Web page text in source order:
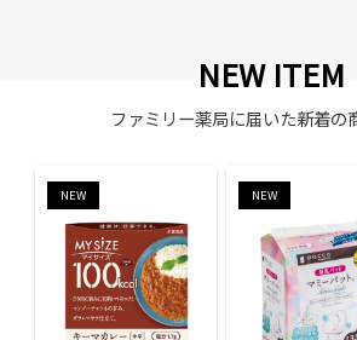
NEW ITEM
ファミリー薬局に届いた新着の
NEW NEW